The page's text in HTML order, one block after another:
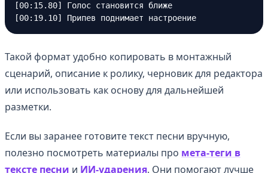
[00:15.80] Голос становится ближе
Такой формат удобно копировать в монтажный
сценарий, описание к ролику, черновик для редактора
или использовать как основу для дальнейшей
разметки.
Если вы заранее готовите текст песни вручную,
полезно посмотреть материалы про мета-теги в
тексте песни и ИИ-ударения. Они помогают лучше